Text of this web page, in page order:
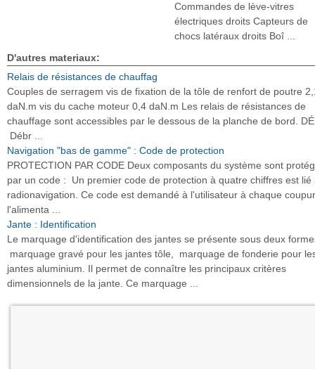
Commandes de lève-vitres
électriques droits Capteurs de
chocs latéraux droits Boî ...
D'autres materiaux:
Relais de résistances de chauffag
Couples de serragem vis de fixation de la tôle de renfort de poutre
daN.m vis du cache moteur 0,4 daN.m Les relais de résistances de
chauffage sont accessibles par le dessous de la planche de bord.
Débr ...
Navigation "bas de gamme" : Code de protection
PROTECTION PAR CODE Deux composants du système sont
par un code : Un premier code de protection à quatre chiffres est lié
radionavigation. Ce code est demandé à l'utilisateur à chaque
l'alimenta ...
Jante : Identification
Le marquage d'identification des jantes se présente sous deux
marquage gravé pour les jantes tôle, marquage de fonderie pour
jantes aluminium. Il permet de connaître les principaux critères
dimensionnels de la jante. Ce marquage ...